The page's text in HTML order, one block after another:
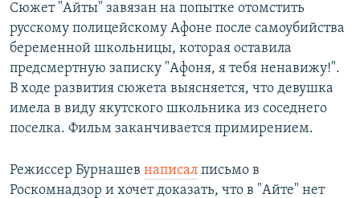
Сюжет "Айты" завязан на попытке отомстить
русскому полицейскому Афоне после самоубийства
беременной школьницы, которая оставила
предсмертную записку "Афоня, я тебя ненавижу!".
В ходе развития сюжета выясняется, что девушка
имела в виду якутского школьника из соседнего
поселка. Фильм заканчивается примирением.
Режиссер Бурнашев написал письмо в
Роскомнадзор и хочет доказать, что в "Айте" нет